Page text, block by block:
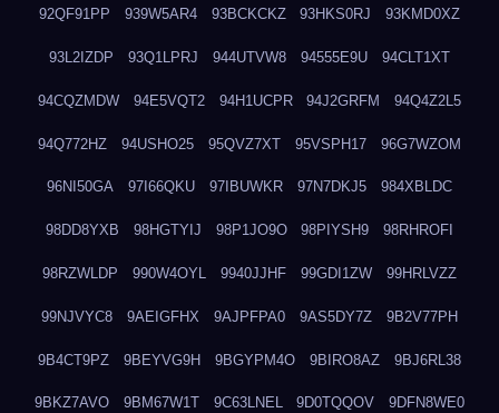
92QF91PP 939W5AR4 93BCKCKZ 93HKS0RJ 93KMD0XZ
93L2IZDP 93Q1LPRJ 944UTVW8 94555E9U 94CLT1XT
94CQZMDW 94E5VQT2 94H1UCPR 94J2GRFM 94Q4Z2L5
94Q772HZ 94USHO25 95QVZ7XT 95VSPH17 96G7WZOM
96NI50GA 97I66QKU 97IBUWKR 97N7DKJ5 984XBLDC
98DD8YXB 98HGTYIJ 98P1JO9O 98PIYSH9 98RHROFI
98RZWLDP 990W4OYL 9940JJHF 99GDI1ZW 99HRLVZZ
99NJVYC8 9AEIGFHX 9AJPFPA0 9AS5DY7Z 9B2V77PH
9B4CT9PZ 9BEYVG9H 9BGYPM4O 9BIRO8AZ 9BJ6RL38
9BKZ7AVO 9BM67W1T 9C63LNEL 9D0TQQOV 9DFN8WE0